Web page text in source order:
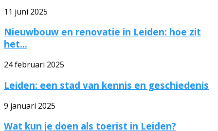
11 juni 2025
Nieuwbouw en renovatie in Leiden: hoe zit
het...
24 februari 2025
Leiden: een stad van kennis en geschiedenis
9 januari 2025
Wat kun je doen als toerist in Leiden?